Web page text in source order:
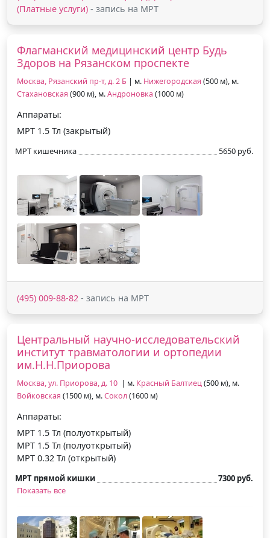
(Платные услуги) - запись на МРТ
Флагманский медицинский центр Будь
Здоров на Рязанском проспекте
Москва, Рязанский пр-т, д. 2 Б | м. Нижегородская (500 м), м.
Стахановская (900 м), м.Андроновка (1000 м)
Аппараты:
МРТ 1.5 Тл (закрытый)
МРТ кишечника 5650 руб.
(495) 009-88-82 - запись на МРТ
Центральный научно-исследовательский
институт травматологии и ортопедии
им.Н.Н.Приорова
Москва, ул. Приорова, д. 10 | м. Красный Балтиец(500 м), м.
Войковская (1500 м), м.Сокол(1600 м)
Аппараты:
МРТ 1.5 Тл (полуоткрытый)
МРТ 1.5 Тл (полуоткрытый)
МРТ 0.32 Тл (открытый)
МРТ прямой кишки
7300 руб.
Показать все